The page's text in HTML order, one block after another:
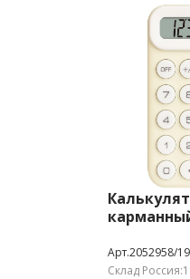
Арт.2052958/19
Склад